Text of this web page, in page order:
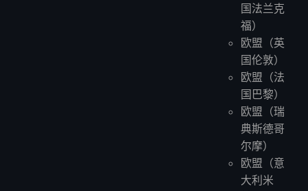
国法兰克
福）
欧盟（英
国伦敦）
欧盟（法
国巴黎）
欧盟（瑞
典斯德哥
尔摩）
欧盟（意
大利米